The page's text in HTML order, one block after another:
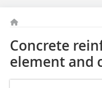
Concrete
element and